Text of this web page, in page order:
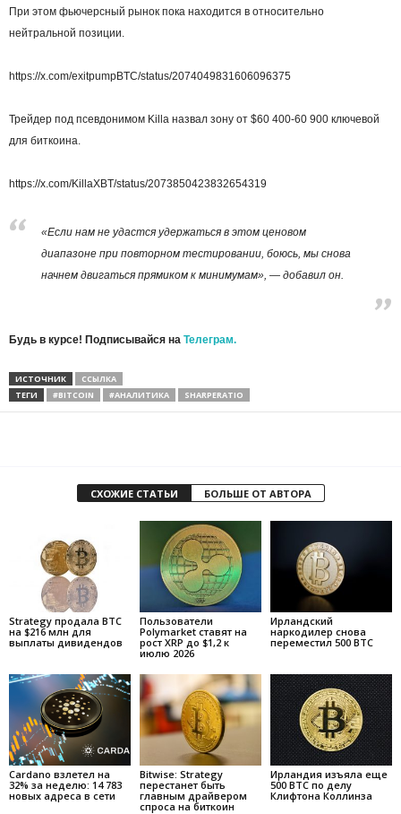
При этом фьючерсный рынок пока находится в относительно
нейтральной позиции.
https://x.com/exitpumpBTC/status/2074049831606096375
Трейдер под псевдонимом Killa назвал зону от $60 400-60 900 ключевой
для биткоина.
https://x.com/KillaXBT/status/2073850423832654319
«Если нам не удастся удержаться в этом ценовом
диапазоне при повторном тестировании, боюсь, мы снова
начнем двигаться прямиком к минимумам», — добавил он.
Будь в курсе! Подписывайся на Телеграм.
ИСТОЧНИК
ССЫЛКА
ТЕГИ
#BITCOIN #АНАЛИТИКА SHARPERATIO
СХОЖИЕ СТАТЬИ БОЛЬШЕ ОТ АВТОРА
Strategy продала BTC
на $216 млн для
выплаты дивидендов
Пользователи
Polymarket ставят на
рост XRP до $1,2 к
июлю 2026
Ирландский
наркодилер снова
переместил 500 BTC
Cardano взлетел на
32% за неделю: 14 783
новых адреса в сети
Bitwise: Strategy
перестанет быть
главным драйвером
спроса на биткоин
Ирландия изъяла еще
500 BTC по делу
Клифтона Коллинза